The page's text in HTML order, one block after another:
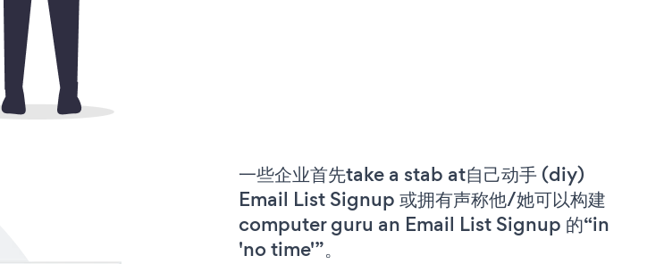
一些企业首先take a stab at自己动手 (diy)
Email List Signup 或拥有声称他/她可以构建
computer guru an Email List Signup 的“in
'no time'”。